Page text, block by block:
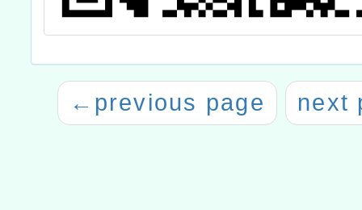
← previous page next